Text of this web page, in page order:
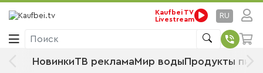
Kaufbei TV
Livestream
RU
Поиск
НовинкиТВ рекламаМир водыПродукты
Стартовая страница
Пряности
Травы
Волшебное дерево Семена укропа, 20